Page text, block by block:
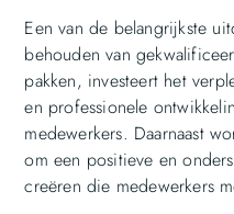
Een van de belangrijkste
behouden van
pakken, investeert het
en professionele
medewerkers. Daarnaast
om een positieve en
creëren die medewerkers